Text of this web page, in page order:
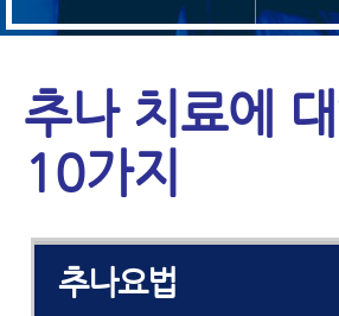
추나 치료에
10가지
모커리치료법
추나요법